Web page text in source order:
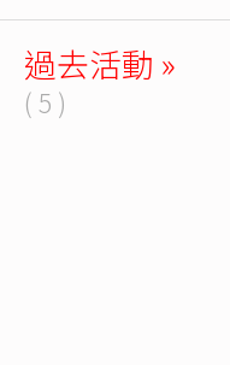
過去活動 »
( 5 )